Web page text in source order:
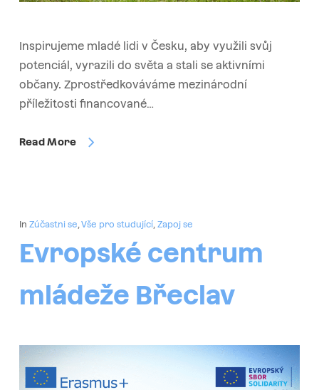
Inspirujeme mladé lidi v Česku, aby využili svůj
potenciál, vyrazili do světa a stali se aktivními
občany. Zprostředkováváme mezinárodní
příležitosti financované…
Read More
In Zúčastni se Vše pro studující, Zapoj se
Evropské centrum
mládeže Břeclav